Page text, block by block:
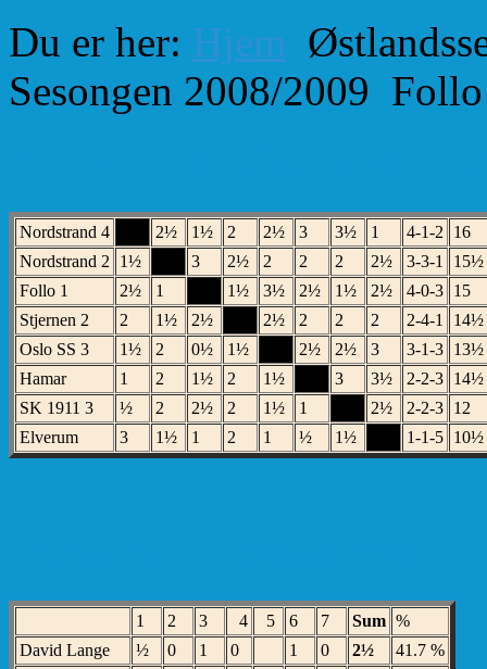
Du er her: Hjem
Sesongen 2008/2009
Nordstrand 4 2½ 1½ 2 2½ 3 3½ 1 4-1-2
16
Nordstrand 2
1½ 3 2½ 2 2 2 2½ 3-3-1
15½
Follo 1
2½ 1 1½ 3½ 2½ 1½ 2½ 4-0-3 15
Stjernen 2
2 1½ 2½ 2½ 2 2 2 2-4-1
14½
Oslo SS 3
1½ 2 0½ 1½ 2½ 2½ 3 3-1-3 13½
Hamar
1 2 1½ 2 1½ 3 3½ 2-2-3 14½
SK 1911 3
½ 2 2½ 2 1½ 1 2½ 2-2-3 12
Elverum
3 1½ 1 2 1 ½ 1½ 1-1-5 10½
1 2 3 4 5 6 7 Sum %
David Lange
½ 0 1 0 1 0 2½
41.7 %